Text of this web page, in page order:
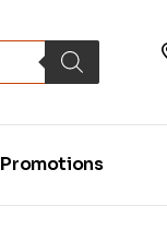
Promotions